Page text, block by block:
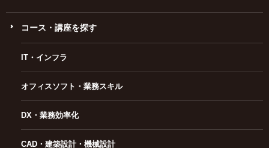
コース・講座を探す
IT・インフラ
オフィスソフト・業務スキル
DX・業務効率化
CAD・建築設計・機械設計